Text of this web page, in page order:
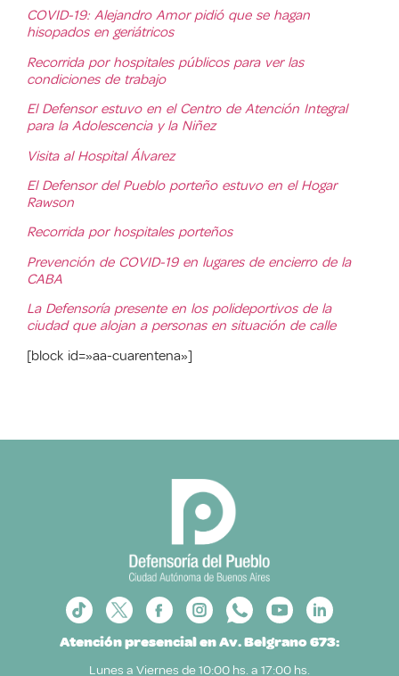
COVID-19: Alejandro Amor pidió que se hagan
hisopados en geriátricos
Recorrida por hospitales públicos para ver las
condiciones de trabajo
El Defensor estuvo en el Centro de Atención Integral
para la Adolescencia y la Niñez
Visita al Hospital Álvarez
El Defensor del Pueblo porteño estuvo en el Hogar
Rawson
Recorrida por hospitales porteños
Prevención de COVID-19 en lugares de encierro de la
CABA
La Defensoría presente en los polideportivos de la
ciudad que alojan a personas en situación de calle
[block id=»aa-cuarentena»]
Atención presencial en Av. Belgrano 673:
Lunes a Viernes de 10:00 hs. a 17:00 hs.